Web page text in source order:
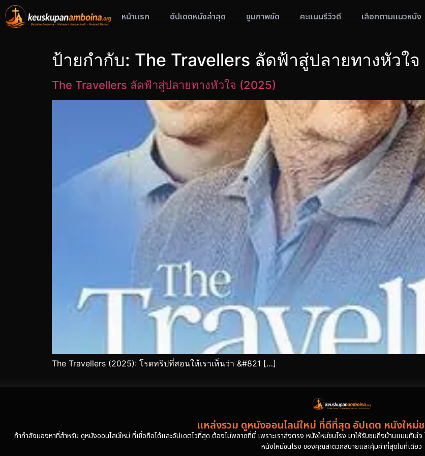
หน้าแรก อัปเดตหนังล่าสุด ซูมภาพชัด คะแนนรีวิวดี เลือกตามแนวหนัง
ป้ายกำกับ: The Travellers ลัดฟ้าสู่ปลายทางหัวใ
The Travellers ลัดฟ้าสู่ปลายทางหัวใจ (2025)
The Travellers (2025): โรดทริปที่สอนให้เราเห็นว่า &#821 […]
แหล่งรวม ดูหนังออนไลน์ใหม่ ที่ดีที่สุด อัปเดต หนังใหม่ช
ถ้ากำลังมองหาที่สำหรับ ดูหนังออนไลน์ใหม่ ที่เชื่อถือได้และอัปเดตไวที่สุด ต้องไม่พลาดที่นี่ เพราะเราส่งตรง หนังใหม่ชนโรง มาให้รับชมถึงบ้านแบบทันใ
หนังใหม่ชนโรง ของคุณสะดวกสบายและคุ้มค่าที่สุดในที่เดียว